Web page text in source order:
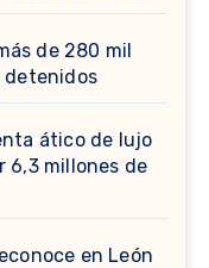
de 280 mil
detenidos
ático de lujo
6,3 millones de
en León